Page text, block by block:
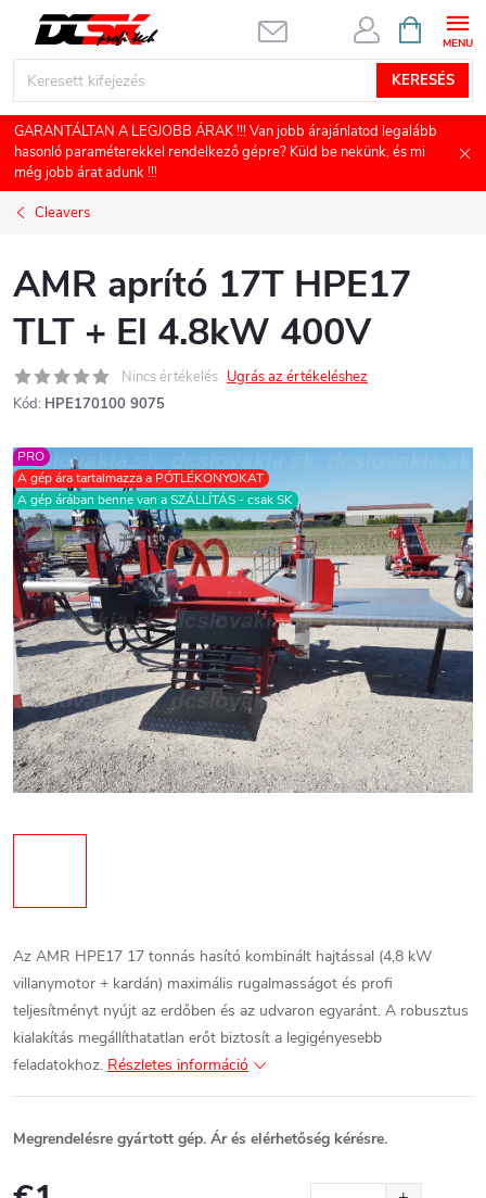
KERESÉS
KOSÁR
GARANTÁLTAN A LEGJOBB ÁRAK !!! Van jobb árajánlatod legalább
hasonló paraméterekkel rendelkező gépre? Küld be nekünk, és mi
még jobb árat adunk !!!
Cleavers
AMR aprító 17T HPE17
TLT + El 4.8kW 400V
Nincs értékelés Ugrás az értékeléshez
Kód: HPE170100 9075
PRO
A gép ára tartalmazza a PÓTLÉKONYOKAT
A gép árában benne van a SZÁLLÍTÁS - csak SK
Az AMR HPE17 17 tonnás hasító kombinált hajtással (4,8 kW
villanymotor + kardán) maximális rugalmasságot és profi
teljesítményt nyújt az erdőben és az udvaron egyaránt. A robusztus
kialakítás megállíthatatlan erőt biztosít a legigényesebb
feladatokhoz. Részletes információ
Megrendelésre gyártott gép. Ár és elérhetőség kérésre.